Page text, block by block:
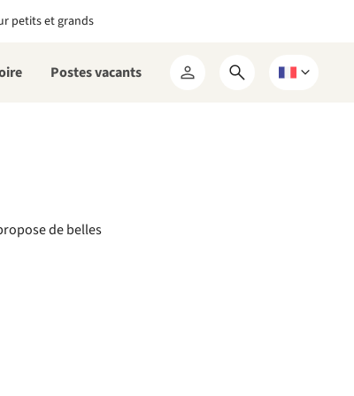
petits et grands
Postes vacants
Mon
Ouvrir
Choisissez
de belles